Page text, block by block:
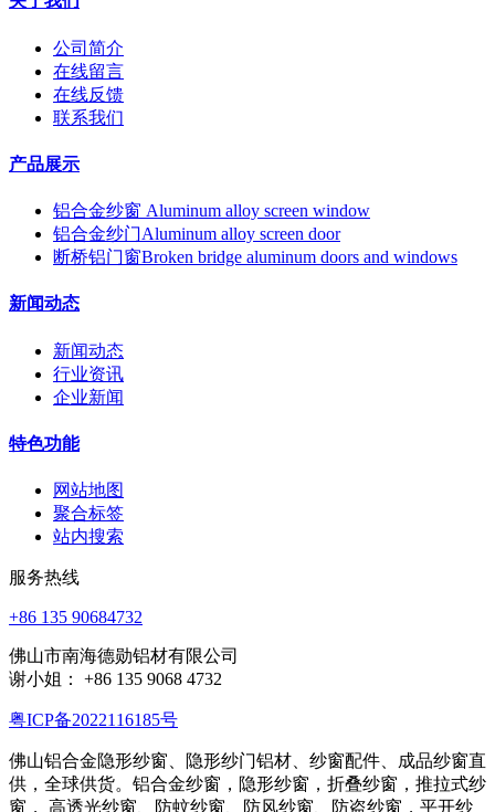
公司简介
在线留言
在线反馈
联系我们
产品展示
铝合金纱窗 Aluminum alloy screen window
铝合金纱门Aluminum alloy screen door
断桥铝门窗Broken bridge aluminum doors and windows
新闻动态
新闻动态
行业资讯
企业新闻
特色功能
网站地图
聚合标签
站内搜索
服务热线
+86 135 90684732
佛山市南海德勋铝材有限公司
谢小姐： +86 135 9068 4732
粤ICP备2022116185号
佛山铝合金隐形纱窗、隐形纱门铝材、纱窗配件、成品纱窗直
供，全球供货。铝合金纱窗，隐形纱窗，折叠纱窗，推拉式纱
窗， 高透光纱窗、防蚊纱窗、防风纱窗、防盗纱窗，平开纱